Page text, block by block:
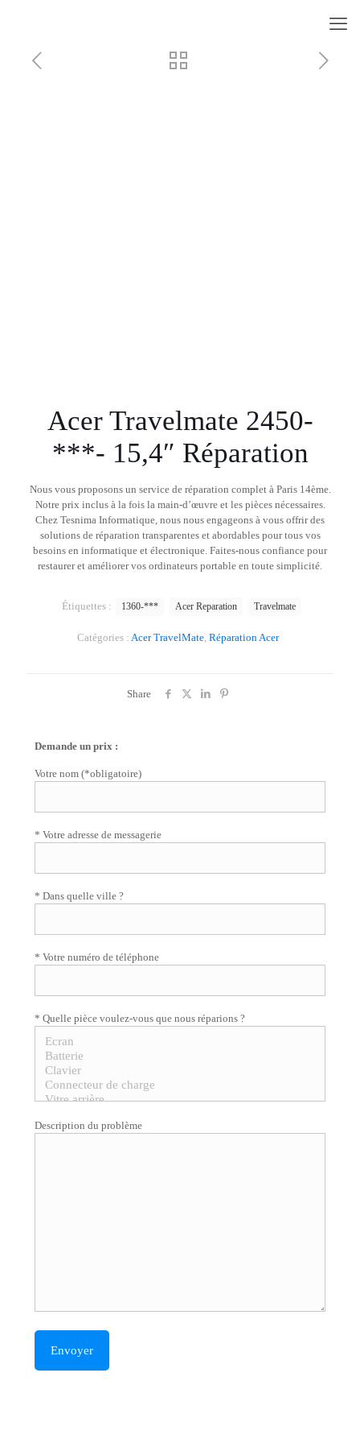
Acer Travelmate 2450-
***- 15,4″ Réparation
Nous vous proposons un service de réparation complet à Paris 14ème.
Notre prix inclus à la fois la main-d’œuvre et les pièces nécessaires.
Chez Tesnima Informatique, nous nous engageons à vous offrir des
solutions de réparation transparentes et abordables pour tous vos
besoins en informatique et électronique. Faites-nous confiance pour
restaurer et améliorer vos ordinateurs portable en toute simplicité.
Catégories : Acer TravelMate, Réparation Acer
Étiquettes : 1360-*** Acer Reparation Travelmate
Share
Demande un prix :
Votre nom (*obligatoire)
* Votre adresse de messagerie
* Dans quelle ville ?
* Votre numéro de téléphone
* Quelle pièce voulez-vous que nous réparions ?
Description du problème